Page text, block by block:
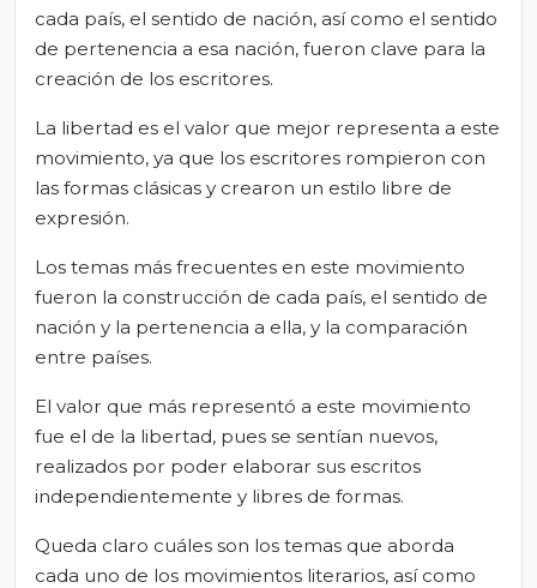
cada país, el sentido de nación, así como el sentido
de pertenencia a esa nación, fueron clave para la
creación de los escritores.
La libertad es el valor que mejor representa a este
movimiento, ya que los escritores rompieron con
las formas clásicas y crearon un estilo libre de
expresión.
Los temas más frecuentes en este movimiento
fueron la construcción de cada país, el sentido de
nación y la pertenencia a ella, y la comparación
entre países.
El valor que más representó a este movimiento
fue el de la libertad, pues se sentían nuevos,
realizados por poder elaborar sus escritos
independientemente y libres de formas.
Queda claro cuáles son los temas que aborda
cada uno de los movimientos literarios, así como